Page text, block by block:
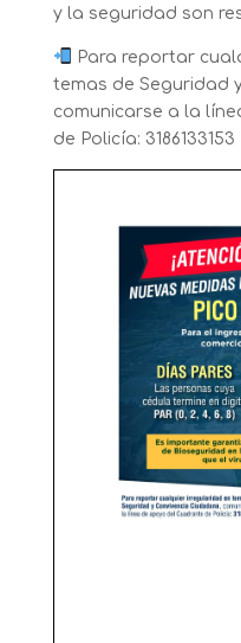
y la seguridad son
Para reportar
temas de Seguridad
comunicarse a la
de Policía: 3186133153